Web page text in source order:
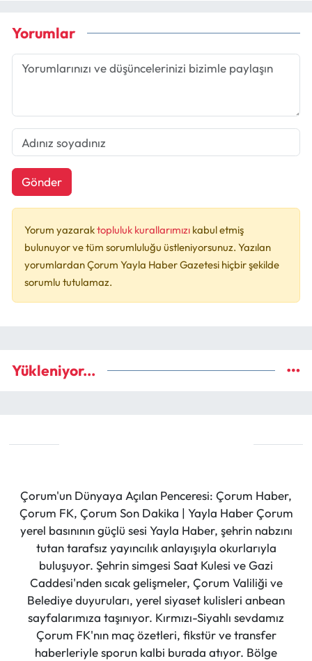
Yorumlar
Gönder
Yorum yazaraktopluluk kurallarımızı kabul etmiş
bulunuyor ve tüm sorumluluğu üstleniyorsunuz. Yazılan
yorumlardan Çorum Yayla Haber Gazetesi hiçbir şekilde
sorumlu tutulamaz.
Yükleniyor...
Çorum'un Dünyaya Açılan Penceresi: Çorum Haber,
Çorum FK, Çorum Son Dakika | Yayla Haber Çorum
yerel basınının güçlü sesi Yayla Haber, şehrin nabzını
tutan tarafsız yayıncılık anlayışıyla okurlarıyla
buluşuyor. Şehrin simgesi Saat Kulesi ve Gazi
Caddesi'nden sıcak gelişmeler, Çorum Valiliği ve
Belediye duyuruları, yerel siyaset kulisleri anbean
sayfalarımıza taşınıyor. Kırmızı-Siyahlı sevdamız
Çorum FK'nın maç özetleri, fikstür ve transfer
haberleriyle sporun kalbi burada atıyor. Bölge